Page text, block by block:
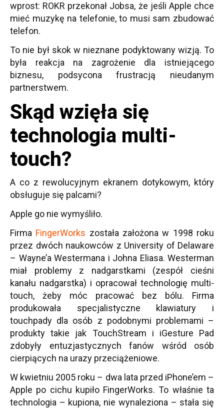
wprost: ROKR przekonał Jobsa, że jeśli Apple chce
mieć muzykę na telefonie, to musi sam zbudować
telefon.
To nie był skok w nieznane podyktowany wizją. To
była reakcja na zagrożenie dla istniejącego
biznesu, podsycona frustracją nieudanym
partnerstwem.
Skąd wzięła się
technologia multi-
touch?
A co z rewolucyjnym ekranem dotykowym, który
obsługuje się palcami?
Apple go nie wymyśliło.
Firma FingerWorks została założona w 1998 roku
przez dwóch naukowców z University of Delaware
– Wayne’a Westermana i Johna Eliasa. Westerman
miał problemy z nadgarstkami (zespół cieśni
kanału nadgarstka) i opracował technologię multi-
touch, żeby móc pracować bez bólu. Firma
produkowała specjalistyczne klawiatury i
touchpady dla osób z podobnymi problemami –
produkty takie jak TouchStream i iGesture Pad
zdobyły entuzjastycznych fanów wśród osób
cierpiących na urazy przeciążeniowe.
W kwietniu 2005 roku – dwa lata przed iPhone’em –
Apple po cichu kupiło FingerWorks. To właśnie ta
technologia – kupiona, nie wynaleziona – stała się